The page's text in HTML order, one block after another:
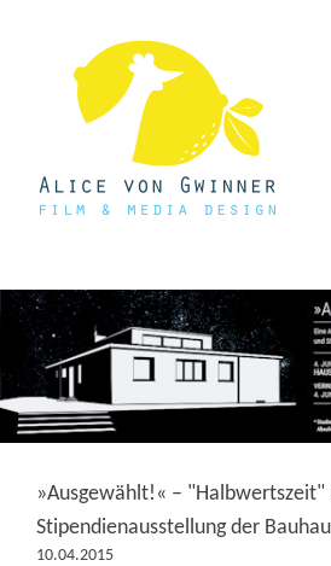
»Ausgewählt!« – "Halbwertszeit"
Stipendienausstellung der
10.04.2015